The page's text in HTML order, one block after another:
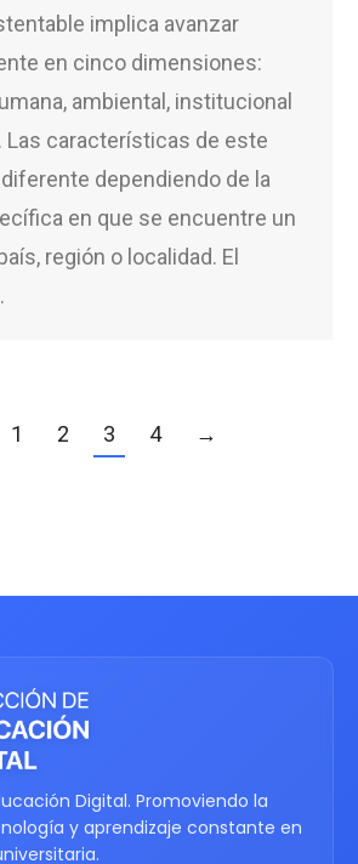
implica avanzar
en cinco dimensiones:
ambiental, institucional
Las características de este
dependiendo de la
en que se encuentre un
región o localidad. El
1 2 3 4 →
Digital. Promoviendo la
y aprendizaje constante en